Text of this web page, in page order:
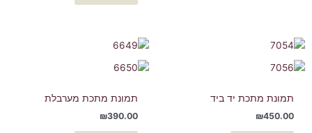
תמונת מתכת יד ביד
₪450.00
תמונת מתכת מערבלת
₪390.00